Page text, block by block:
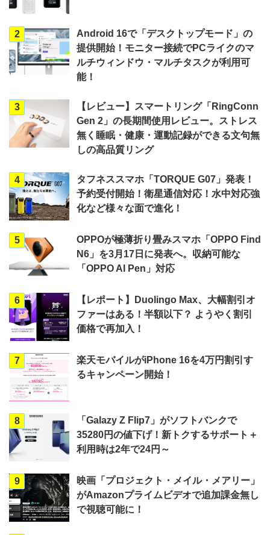
2
Android 16で「デスクトップモード」の
提供開始！モニター接続でPCライクのマ
ルチウィンドウ・マルチタスクが利用可
能！
3
【レビュー】スマートリング「RingConn
Gen 2」の長期間使用レビュー。ストレス
無く睡眠・健康・運動記録ができる文句無
しの高品質リング
4
タフネススマホ「TORQUE G07」発表！
予約受付開始！衛星通信対応！水中対応強
化など様々な面で進化！
5
OPPOが極薄折り畳みスマホ「OPPO Find
N6」を3月17日に発表へ。収納可能な
「OPPO AI Pen」対応
6
【レポート】Duolingo Max、大幅割引オ
ファーはある！半額以下？ ようやく割引
価格で再加入！
7
楽天モバイルがiPhone 16を4万円割引す
るキャンペーン開始！
8
「Galazy Z Flip7」がソフトバンクで
35280円の値下げ！新トクするサポート＋
利用時は2年で24円～
9
映画「プロジェクト・メイル・メアリー」
がAmazonプライムビデオで追加課金無し
で視聴可能に！